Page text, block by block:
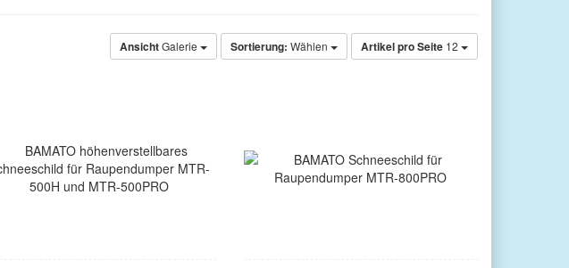
AnsichtGalerie Sortierung: Wählen Artikel pro Seite 12